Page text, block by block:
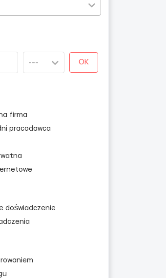
OK
firma
pracodawca
doświadczenie